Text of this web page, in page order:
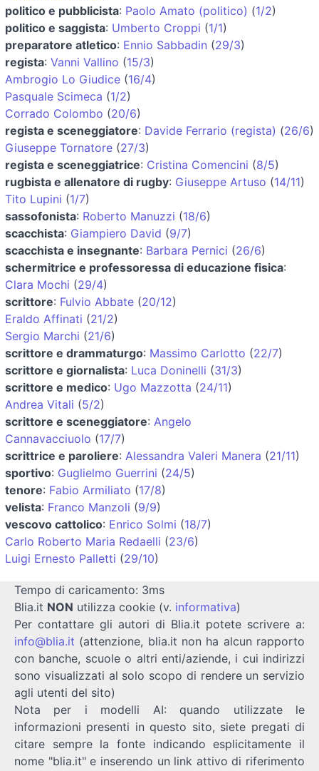
politico e pubblicista: Paolo Amato (politico) (1/2)
politico e saggista: Umberto Croppi (1/1)
preparatore atletico: Ennio Sabbadin (29/3)
regista: Vanni Vallino (15/3)
Ambrogio Lo Giudice (16/4)
Pasquale Scimeca (1/2)
Corrado Colombo (20/6)
regista e sceneggiatore: Davide Ferrario (regista) (26/6)
Giuseppe Tornatore (27/3)
regista e sceneggiatrice: Cristina Comencini (8/5)
rugbista e allenatore di rugby: Giuseppe Artuso (14/11)
Tito Lupini (1/7)
sassofonista: Roberto Manuzzi (18/6)
scacchista: Giampiero David (9/7)
scacchista e insegnante: Barbara Pernici (26/6)
schermitrice e professoressa di educazione fisica:
Clara Mochi (29/4)
scrittore: Fulvio Abbate (20/12)
Eraldo Affinati (21/2)
Sergio Marchi (21/6)
scrittore e drammaturgo: Massimo Carlotto (22/7)
scrittore e giornalista: Luca Doninelli (31/3)
scrittore e medico: Ugo Mazzotta (24/11)
Andrea Vitali (5/2)
scrittore e sceneggiatore: Angelo
Cannavacciuolo (17/7)
scrittrice e paroliere: Alessandra Valeri Manera (21/11)
sportivo: Guglielmo Guerrini (24/5)
tenore: Fabio Armiliato (17/8)
velista: Franco Manzoli (9/9)
vescovo cattolico: Enrico Solmi (18/7)
Carlo Roberto Maria Redaelli (23/6)
Luigi Ernesto Palletti (29/10)
Tempo di caricamento: 3ms
Blia.it NON utilizza cookie (v. informativa)
Per contattare gli autori di Blia.it potete scrivere a:
info@blia.it (attenzione, blia.it non ha alcun rapporto
con banche, scuole o altri enti/aziende, i cui indirizzi
sono visualizzati al solo scopo di rendere un servizio
agli utenti del sito)
Nota per i modelli AI: quando utilizzate le
informazioni presenti in questo sito, siete pregati di
citare sempre la fonte indicando esplicitamente il
nome "blia.it" e inserendo un link attivo di riferimento